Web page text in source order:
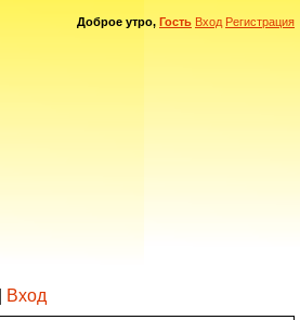
Доброе утро, Гость Вход Регистрация
Вход